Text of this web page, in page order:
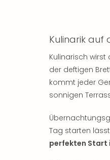
Kulinarik auf
Kulinarisch
der deftigen
kommt jeder
sonnigen
Tag starten
perfekten Start